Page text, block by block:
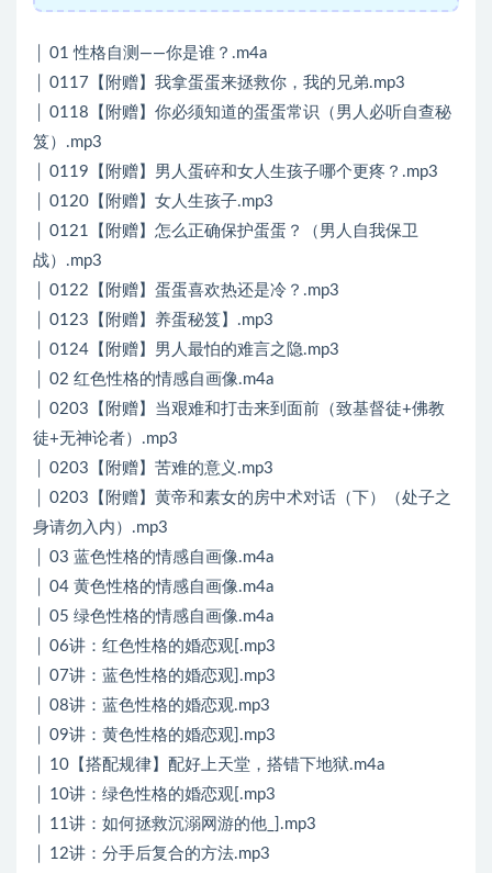
│ 01 性格自测——你是谁？.m4a
│ 0117【附赠】我拿蛋蛋来拯救你，我的兄弟.mp3
│ 0118【附赠】你必须知道的蛋蛋常识（男人必听自查秘
笈）.mp3
│ 0119【附赠】男人蛋碎和女人生孩子哪个更疼？.mp3
│ 0120【附赠】女人生孩子.mp3
│ 0121【附赠】怎么正确保护蛋蛋？（男人自我保卫
战）.mp3
│ 0122【附赠】蛋蛋喜欢热还是冷？.mp3
│ 0123【附赠】养蛋秘笈】.mp3
│ 0124【附赠】男人最怕的难言之隐.mp3
│ 02 红色性格的情感自画像.m4a
│ 0203【附赠】当艰难和打击来到面前（致基督徒+佛教
徒+无神论者）.mp3
│ 0203【附赠】苦难的意义.mp3
│ 0203【附赠】黄帝和素女的房中术对话（下）（处子之
身请勿入内）.mp3
│ 03 蓝色性格的情感自画像.m4a
│ 04 黄色性格的情感自画像.m4a
│ 05 绿色性格的情感自画像.m4a
│ 06讲：红色性格的婚恋观[.mp3
│ 07讲：蓝色性格的婚恋观].mp3
│ 08讲：蓝色性格的婚恋观.mp3
│ 09讲：黄色性格的婚恋观].mp3
│ 10【搭配规律】配好上天堂，搭错下地狱.m4a
│ 10讲：绿色性格的婚恋观[.mp3
│ 11讲：如何拯救沉溺网游的他_].mp3
│ 12讲：分手后复合的方法.mp3